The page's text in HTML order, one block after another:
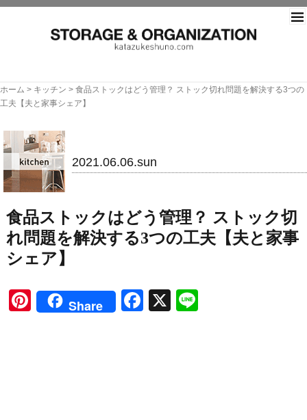
ホーム > キッチン > 食品ストックはどう管理？ ストック切れ問題を解決する3つの
工夫【夫と家事シェア】
2021.06.06.sun
食品ストックはどう管理？ ストック切
れ問題を解決する3つの工夫【夫と家事
シェア】
Pinterest
Share Facebook
X